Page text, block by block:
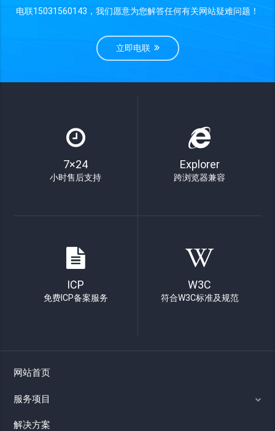
电联15031560143，我们愿意为您解答任何有关网站疑难问题！
立即电联
7×24
小时售后支持
Explorer
跨浏览器兼容
ICP
免费ICP备案服务
W3C
符合W3C标准及规范
网站首页
服务项目
解决方案